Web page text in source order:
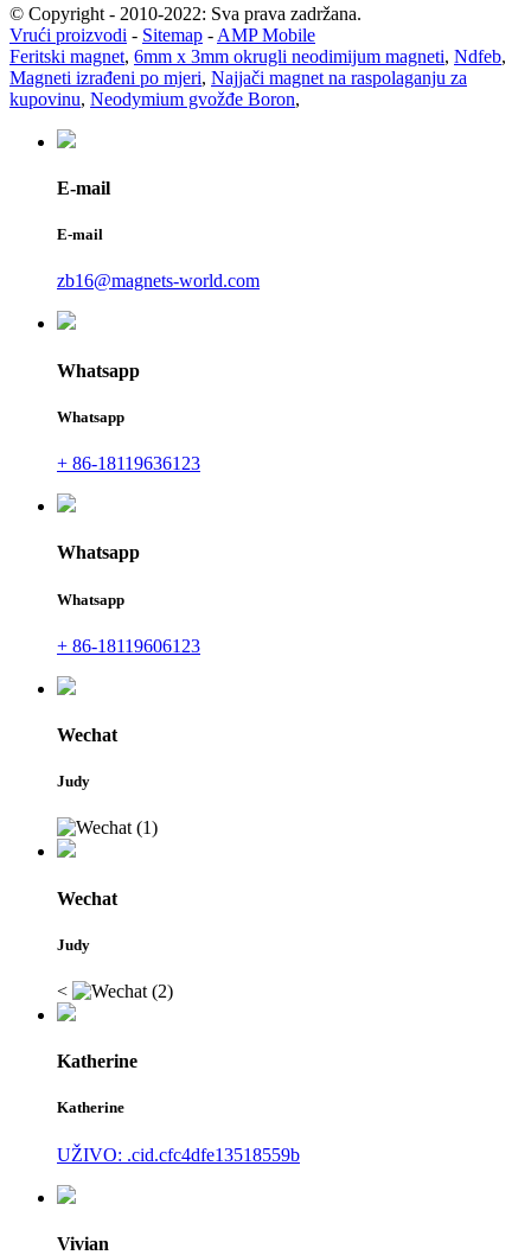
© Copyright - 2010-2022: Sva prava zadržana.
Vrući proizvodi - Sitemap - AMP Mobile
Feritski magnet, 6mm x 3mm okrugli neodimijum magneti, Ndfeb,
Magneti izrađeni po mjeri, Najjači magnet na raspolaganju za
kupovinu, Neodymium gvožđe Boron,
E-mail
E-mail
zb16@magnets-world.com
Whatsapp
Whatsapp
+ 86-18119636123
Whatsapp
Whatsapp
+ 86-18119606123
Wechat
Judy
Wechat
Judy
<
Katherine
Katherine
UŽIVO: .cid.cfc4dfe13518559b
Vivian